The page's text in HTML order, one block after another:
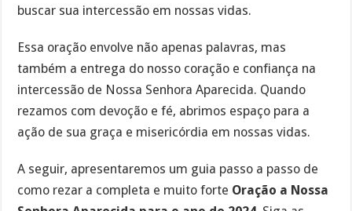
buscar sua intercessão em nossas vidas.
Essa oração envolve não apenas palavras, mas
também a entrega do nosso coração e confiança na
intercessão de Nossa Senhora Aparecida. Quando
rezamos com devoção e fé, abrimos espaço para a
ação de sua graça e misericórdia em nossas vidas.
A seguir, apresentaremos um guia passo a passo de
como rezar a completa e muito forte Oração a Nossa